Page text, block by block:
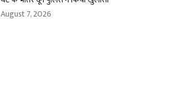
August 7, 2026